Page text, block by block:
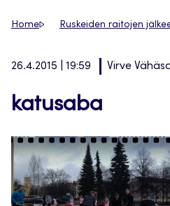
Home Ruskeiden raitojen
26.4.2015 | 19:59 Virve
katusaba